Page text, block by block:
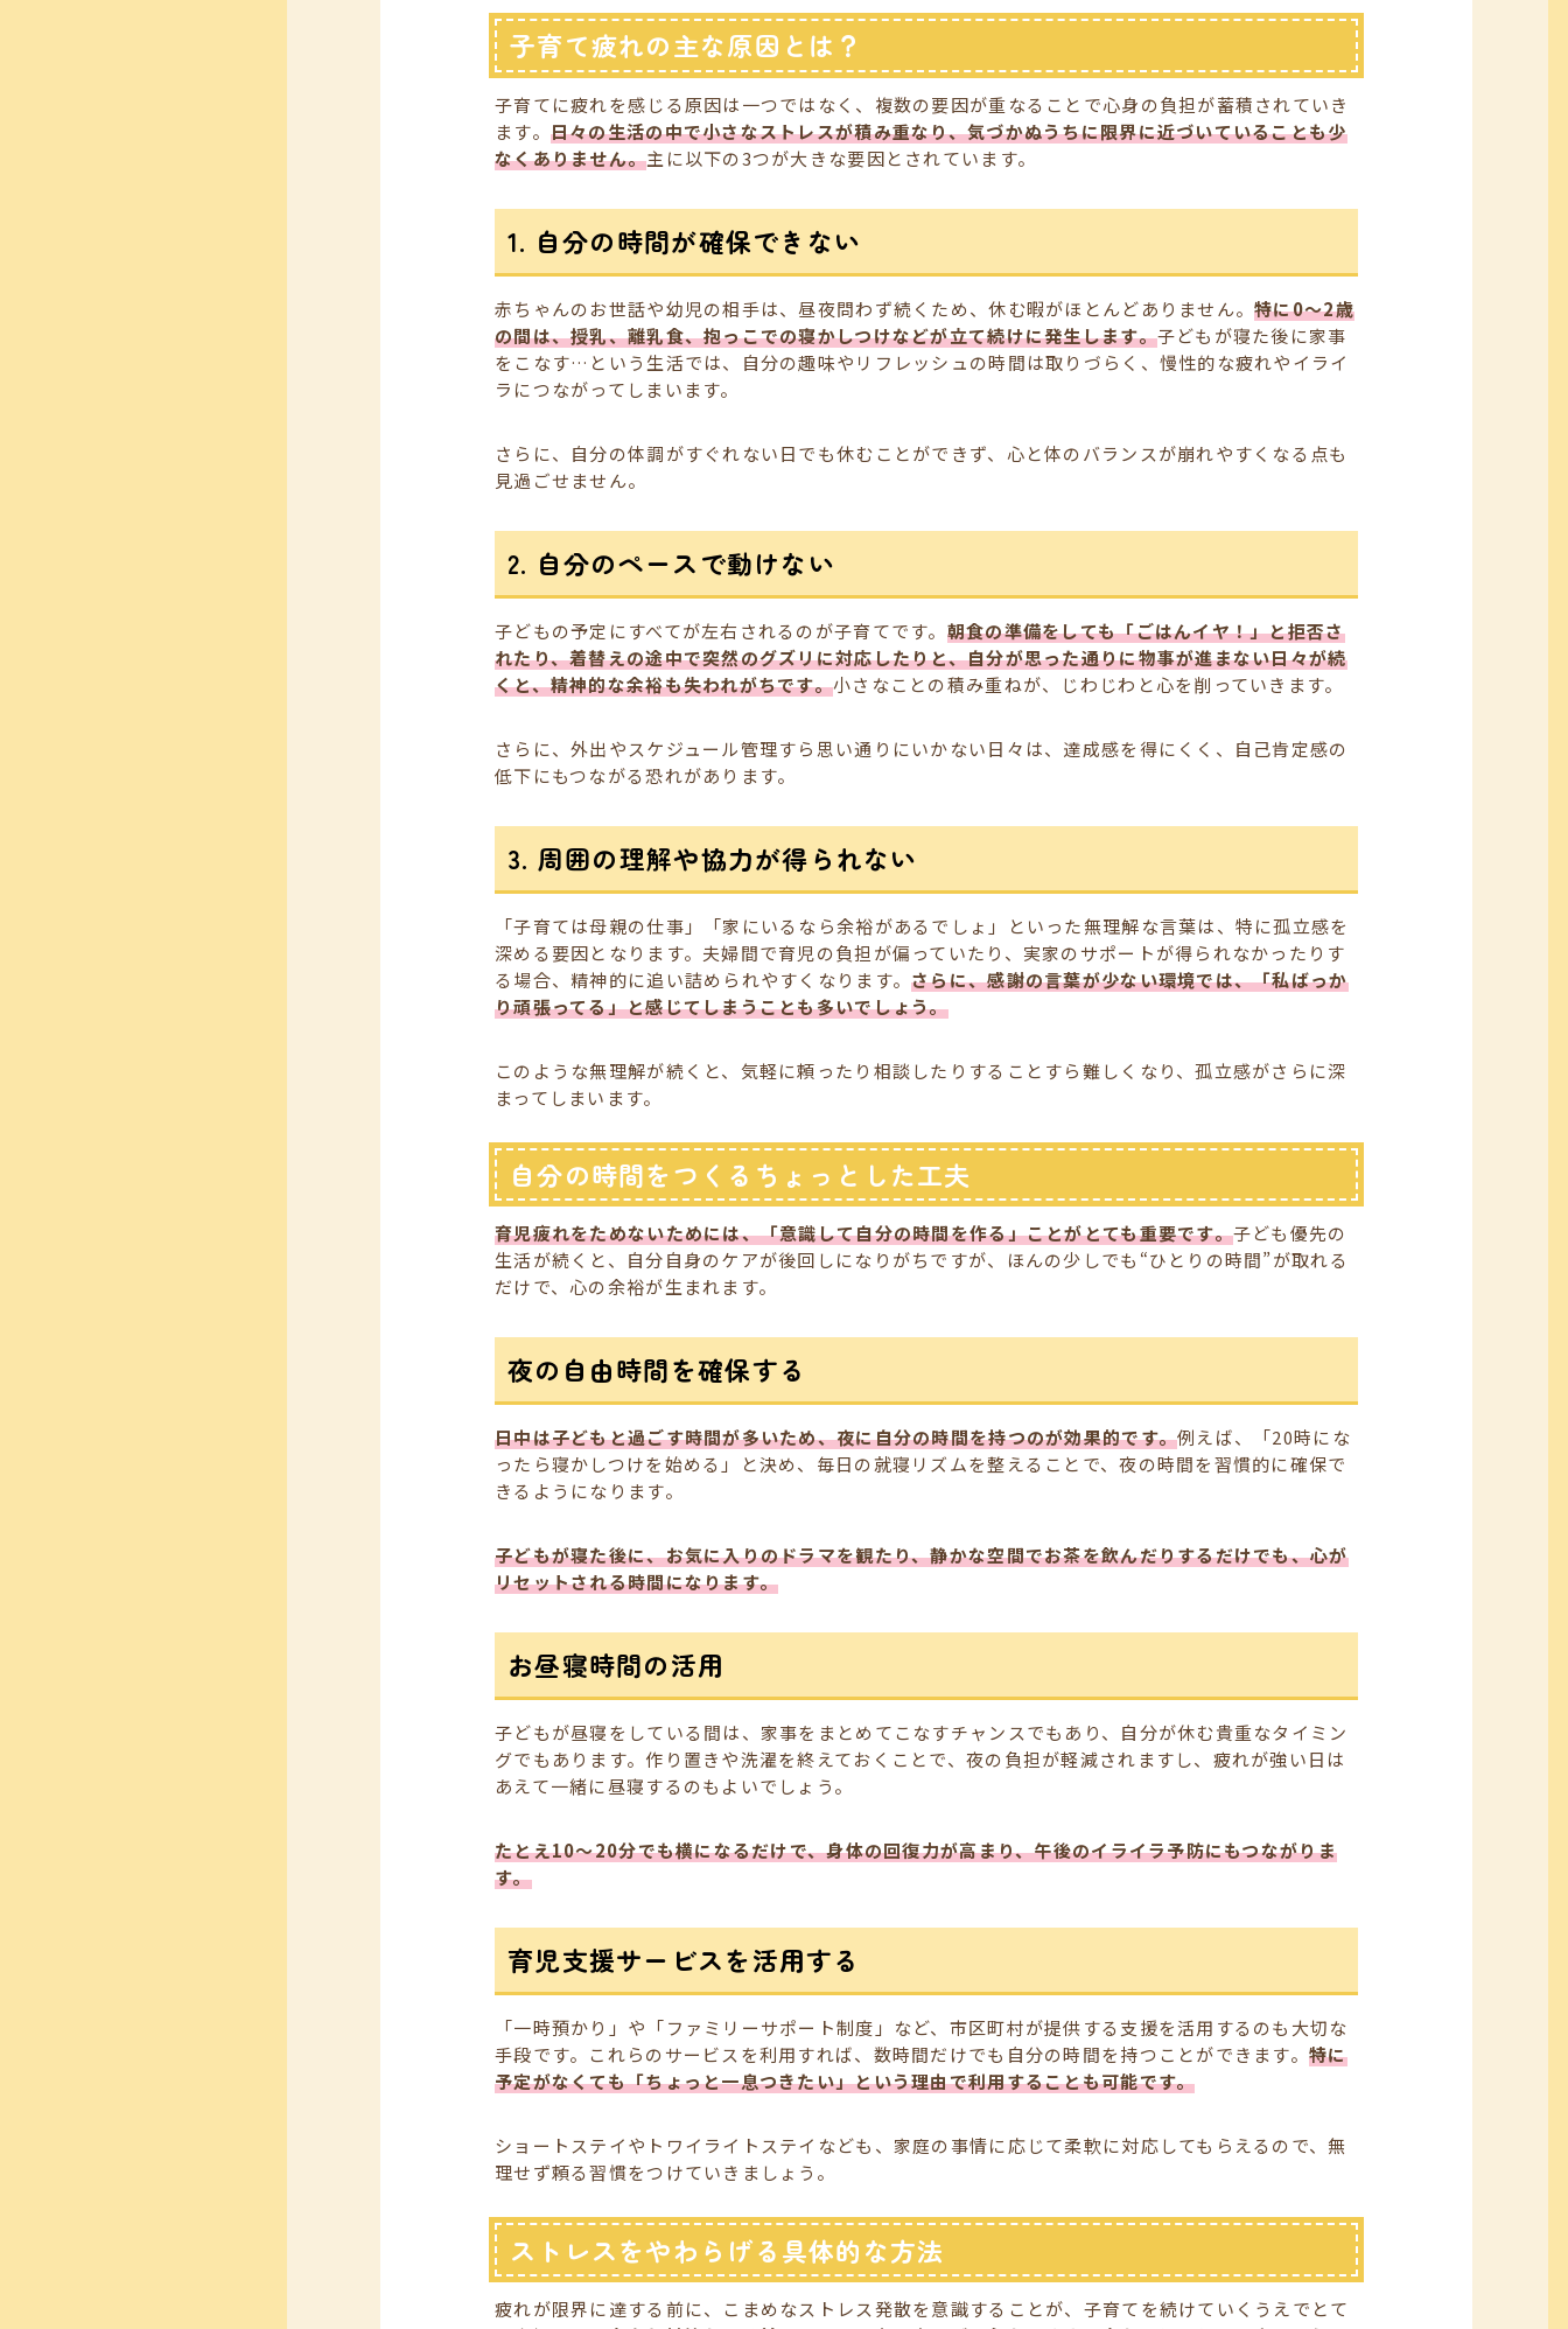
子育て疲れの主な原因とは？
子育てに疲れを感じる原因は一つではなく、複数の要因が重なることで心身の負担が蓄積されていき
ます。 日々の生活の中で小さなストレスが積み重なり、気づかぬうちに限界に近づいていることも少
なくありません。主に以下の3つが大きな要因とされています。
1. 自分の時間が確保できない
赤ちゃんのお世話や幼児の相手は、昼夜問わず続くため、休む暇がほとんどありません。特に0〜2歳
の間は、授乳、離乳食、抱っこでの寝かしつけなどが立て続けに発生します。子どもが寝た後に家事
をこなす…という生活では、自分の趣味やリフレッシュの時間は取りづらく、慢性的な疲れやイライ
ラにつながってしまいます。
さらに、自分の体調がすぐれない日でも休むことができず、心と体のバランスが崩れやすくなる点も
見過ごせません。
2. 自分のペースで動けない
子どもの予定にすべてが左右されるのが子育てです。 朝食の準備をしても「ごはんイヤ！」と拒否さ
れたり、着替えの途中で突然のグズリに対応したりと、自分が思った通りに物事が進まない日々が続
くと、精神的な余裕も失われがちです。小さなことの積み重ねが、じわじわと心を削っていきます。
さらに、外出やスケジュール管理すら思い通りにいかない日々は、達成感を得にくく、自己肯定感の
低下にもつながる恐れがあります。
3. 周囲の理解や協力が得られない
「子育ては母親の仕事」「家にいるなら余裕があるでしょ」といった無理解な言葉は、特に孤立感を
深める要因となります。夫婦間で育児の負担が偏っていたり、実家のサポートが得られなかったりす
る場合、精神的に追い詰められやすくなります。さらに、感謝の言葉が少ない環境では、「私ばっか
り頑張ってる」と感じてしまうことも多いでしょう。
このような無理解が続くと、気軽に頼ったり相談したりすることすら難しくなり、孤立感がさらに深
まってしまいます。
自分の時間をつくるちょっとした工夫
育児疲れをためないためには、「意識して自分の時間を作る」ことがとても重要です。子ども優先の
生活が続くと、自分自身のケアが後回しになりがちですが、ほんの少しでも“ひとりの時間”が取れる
だけで、心の余裕が生まれます。
夜の自由時間を確保する
日中は子どもと過ごす時間が多いため、夜に自分の時間を持つのが効果的です。例えば、「20時にな
ったら寝かしつけを始める」と決め、毎日の就寝リズムを整えることで、夜の時間を習慣的に確保で
きるようになります。
子どもが寝た後に、お気に入りのドラマを観たり、静かな空間でお茶を飲んだりするだけでも、心が
リセットされる時間になります。
お昼寝時間の活用
子どもが昼寝をしている間は、家事をまとめてこなすチャンスでもあり、自分が休む貴重なタイミン
グでもあります。作り置きや洗濯を終えておくことで、夜の負担が軽減されますし、疲れが強い日は
あえて一緒に昼寝するのもよいでしょう。
たとえ10〜20分でも横になるだけで、身体の回復力が高まり、午後のイライラ予防にもつながりま
す。
育児支援サービスを活用する
「一時預かり」や「ファミリーサポート制度」など、市区町村が提供する支援を活用するのも大切な
手段です。これらのサービスを利用すれば、数時間だけでも自分の時間を持つことができます。特に
予定がなくても「ちょっと一息つきたい」という理由で利用することも可能です。
ショートステイやトワイライトステイなども、家庭の事情に応じて柔軟に対応してもらえるので、無
理せず頼る習慣をつけていきましょう。
ストレスをやわらげる具体的な方法
疲れが限界に達する前に、こまめなストレス発散を意識することが、子育てを続けていくうえでとて